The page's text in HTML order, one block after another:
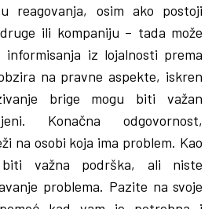
reagovanja, osim ako postoji
ili kompaniju – tada može
informisanja iz lojalnosti prema
na pravne aspekte, iskren
brige mogu biti važan
Konačna odgovornost,
na osobi koja ima problem. Kao
biti važna podrška, ali niste
problema. Pazite na svoje